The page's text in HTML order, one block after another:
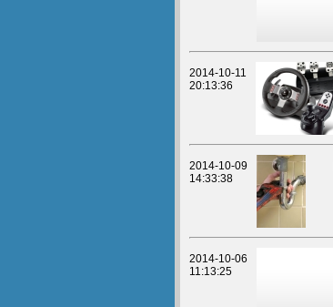
2014-10-11
20:13:36
2014-10-09
14:33:38
2014-10-06
11:13:25